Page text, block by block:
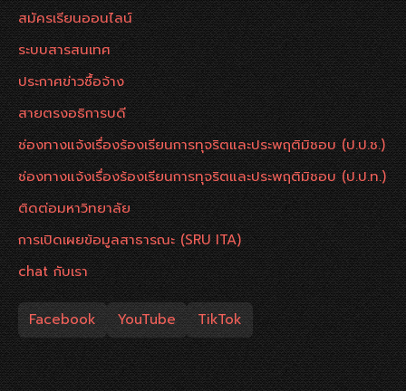
สมัครเรียนออนไลน์
ระบบสารสนเทศ
ประกาศข่าวซื้อจ้าง
สายตรงอธิการบดี
ช่องทางแจ้งเรื่องร้องเรียนการทุจริตและประพฤติมิชอบ (ป.ป.ช.)
ช่องทางแจ้งเรื่องร้องเรียนการทุจริตและประพฤติมิชอบ (ป.ป.ท.)
ติดต่อมหาวิทยาลัย
การเปิดเผยข้อมูลสาธารณะ (SRU ITA)
chat กับเรา
Facebook YouTube TikTok